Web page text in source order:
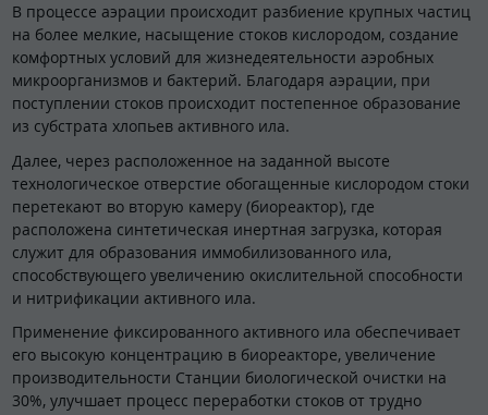
В процессе аэрации происходит разбиение крупных частиц
на более мелкие, насыщение стоков кислородом, создание
комфортных условий для жизнедеятельности аэробных
микроорганизмов и бактерий. Благодаря аэрации, при
поступлении стоков происходит постепенное образование
из субстрата хлопьев активного ила.
Далее, через расположенное на заданной высоте
технологическое отверстие обогащенные кислородом стоки
перетекают во вторую камеру (биореактор), где
расположена синтетическая инертная загрузка, которая
служит для образования иммобилизованного ила,
способствующего увеличению окислительной способности
и нитрификации активного ила.
Применение фиксированного активного ила обеспечивает
его высокую концентрацию в биореакторе, увеличение
производительности Станции биологической очистки на
30%, улучшает процесс переработки стоков от трудно